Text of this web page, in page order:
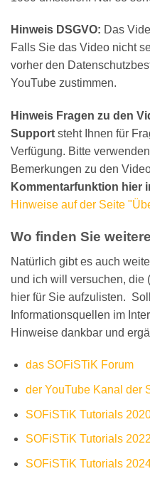
Hinweis DSGVO: Das
Falls Sie das Video nicht
vorher den
YouTube zustimmen.
Hinweis Fragen zu den
Support steht Ihnen für
Verfügung. Bitte
Bemerkungen zu den
Kommentarfunktion hier
Hinweise auf der Seite
Wo finden Sie
Natürlich gibt es auch
und ich will versuchen, die
hier für Sie aufzulisten.
Informationsquellen im
Hinweise dankbar und
das SOFiSTiK Forum
der YouTube Kanal der
SOFiSTiK Tutorials
SOFiSTiK Tutorials 2022
SOFiSTiK Tutorials